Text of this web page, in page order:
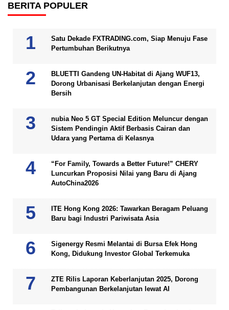
BERITA POPULER
Satu Dekade FXTRADING.com, Siap Menuju Fase
Pertumbuhan Berikutnya
BLUETTI Gandeng UN-Habitat di Ajang WUF13,
Dorong Urbanisasi Berkelanjutan dengan Energi
Bersih
nubia Neo 5 GT Special Edition Meluncur dengan
Sistem Pendingin Aktif Berbasis Cairan dan
Udara yang Pertama di Kelasnya
“For Family, Towards a Better Future!” CHERY
Luncurkan Proposisi Nilai yang Baru di Ajang
AutoChina2026
ITE Hong Kong 2026: Tawarkan Beragam Peluang
Baru bagi Industri Pariwisata Asia
Sigenergy Resmi Melantai di Bursa Efek Hong
Kong, Didukung Investor Global Terkemuka
ZTE Rilis Laporan Keberlanjutan 2025, Dorong
Pembangunan Berkelanjutan lewat AI